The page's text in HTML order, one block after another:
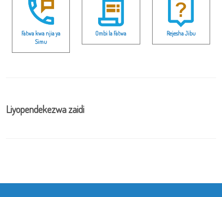
Fatwa kwa njia ya
Simu
Ombi la Fatwa Rejesha Jibu
Liyopendekezwa zaidi